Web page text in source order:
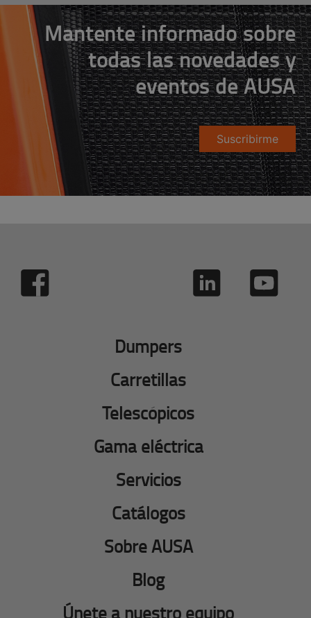
Mantente informado sobre
todas las novedades y
eventos de AUSA
Suscribirme
Dumpers
Carretillas
Telescópicos
Gama eléctrica
Servicios
Catálogos
Sobre AUSA
Blog
Únete a nuestro equipo